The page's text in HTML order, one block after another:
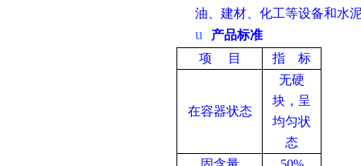
油、建材、化工等设备和水
u
产品标准
项
目 指 标
在容器状态
无硬
块，呈
均匀状
态